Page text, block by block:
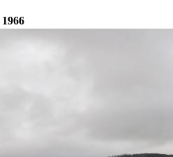
1966